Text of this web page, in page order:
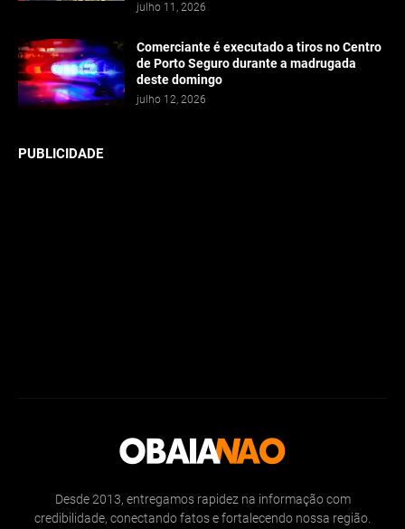
julho 11, 2026
Comerciante é executado a tiros no Centro
de Porto Seguro durante a madrugada
deste domingo
julho 12, 2026
PUBLICIDADE
Desde 2013, entregamos rapidez na informação com
credibilidade, conectando fatos e fortalecendo nossa região.